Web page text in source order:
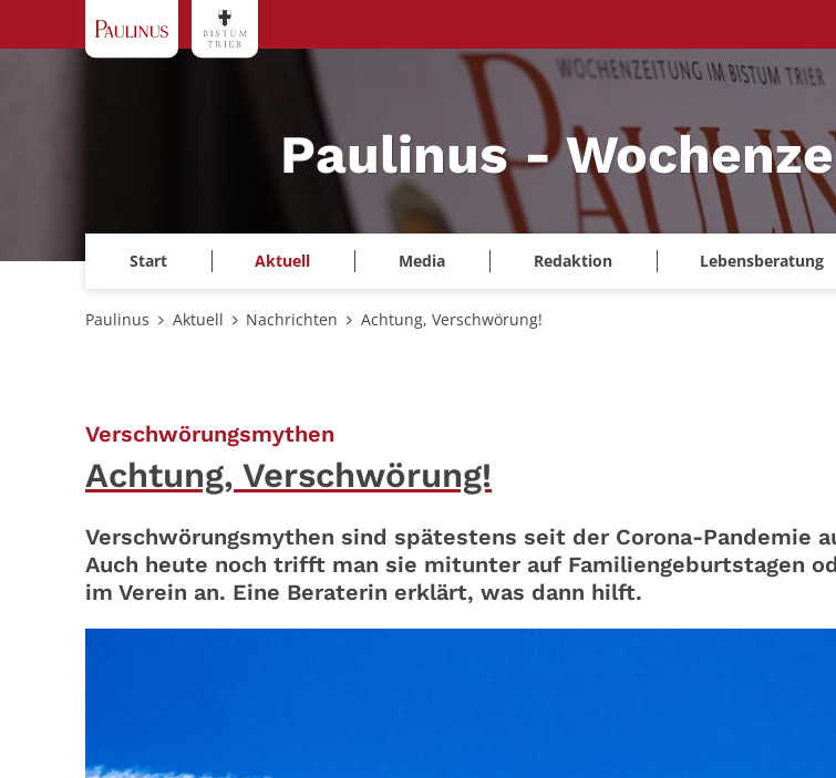
Paulinus -
Start Aktuell Media Redaktion Lebensberatung
Paulinus Aktuell Nachrichten Achtung, Verschwörung!
Verschwörungsmythen
Achtung, Verschwörung!
Verschwörungsmythen sind spätestens seit der Corona-Pandemie
Auch heute noch trifft man sie mitunter auf Familiengeburtstagen
im Verein an. Eine Beraterin erklärt, was dann hilft.